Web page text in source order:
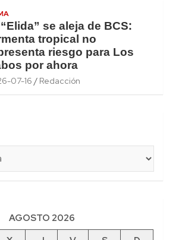
se aleja de BCS:
tropical no
riesgo para Los
por ahora
07-16 Redacción
AGOSTO 2026